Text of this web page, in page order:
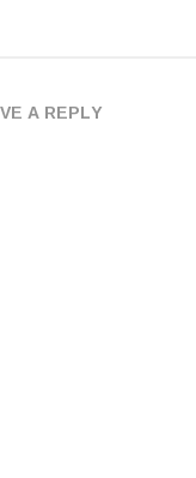
A REPLY